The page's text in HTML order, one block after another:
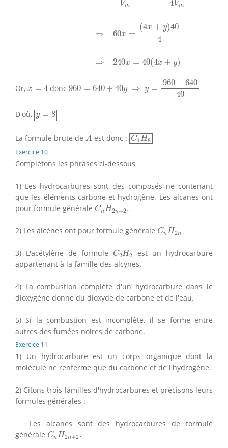
Vm 4Vm
⇒ 60x =
(4x + y)40
4
⇒ 240x = 40(4x + y)
Or, x = 4
x donc960 = 640 + 40y ⇒ y =
960 − 640
40
−640 40
D'où, y = 8
y=8
La formule brute de A
A est donc : C4H8
C4H8
Exercice 10
Complétons les phrases ci-dessous
1) Les hydrocarbures sont des composés ne contenant
que les éléments carbone et hydrogène. Les alcanes ont
pour formule générale CnH2n+2.
Cn H2 +
2) Les alcènes ont pour formule générale CnH2n
Cn H2
3) L'acétylène de formule C2H2
C2 H
est un hydrocarbure
appartenant à la famille des alcynes.
4) La combustion complète d'un hydrocarbure dans le
dioxygène donne du dioxyde de carbone et de l'eau.
5) Si la combustion est incomplète, il se forme entre
autres des fumées noires de carbone.
Exercice 11
1) Un hydrocarbure est un corps organique dont la
molécule ne renferme que du carbone et de l'hydrogène.
2) Citons trois familles d'hydrocarbures et précisons leurs
formules générales :
−
−
Les alcanes sont des hydrocarbures de formule
générale CnH2n+2.
Cn H2